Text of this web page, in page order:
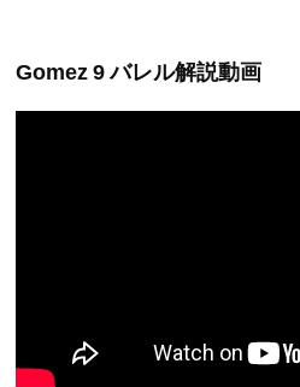
Gomez 9 バレル解説動画